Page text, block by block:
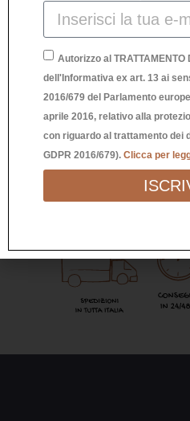
VENTAGLIO “YO
Autorizzo al TRATTAMENTO
dell'Informativa ex art. 13 ai
2016/679 del Parlamento
aprile 2016, relativo alla
con riguardo al trattamento dei
GDPR 2016/679). Clicca per